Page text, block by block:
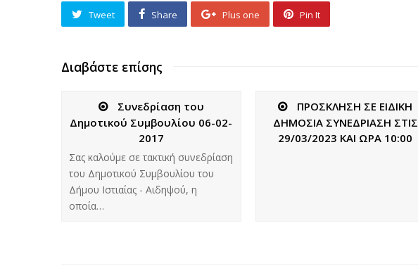
Tweet Share Plus one Pin It
Διαβάστε επίσης
Συνεδρίαση του
Δημοτικού Συμβουλίου 06-02-
2017
Σας καλούμε σε τακτική συνεδρίαση
του Δημοτικού Συμβουλίου του
Δήμου Ιστιαίας - Αιδηψού, η
οποία…
ΠΡΟΣΚΛΗΣΗ ΣΕ ΕΙΔΙΚΗ
ΔΗΜΟΣΙΑ ΣΥΝΕΔΡΙΑΣΗ ΣΤΙΣ
29/03/2023 ΚΑΙ ΩΡΑ 10:00